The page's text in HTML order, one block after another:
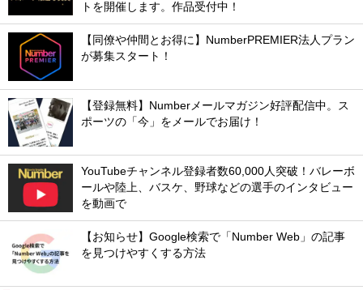
トを開催します。作品受付中！
【同僚や仲間とお得に】NumberPREMIER法人プラン
が募集スタート！
【登録無料】Numberメールマガジン好評配信中。ス
ポーツの「今」をメールでお届け！
YouTubeチャンネル登録者数60,000人突破！バレーボ
ールや陸上、バスケ、野球などの選手のインタビュー
を動画で
【お知らせ】Google検索で「Number Web」の記事
を見つけやすくする方法